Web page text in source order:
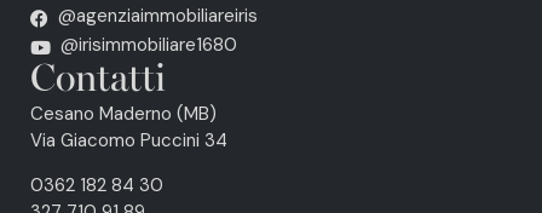
@agenziaimmobiliareiris
@irisimmobiliare1680
Contatti
Cesano Maderno (MB)
Via Giacomo Puccini 34
0362 182 84 30